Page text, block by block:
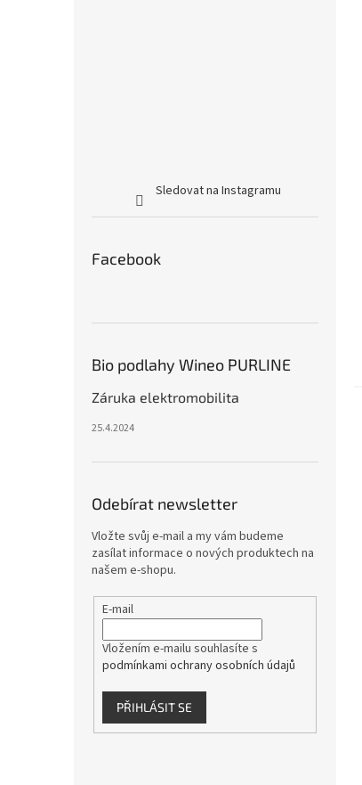
Sledovat na Instagramu
Facebook
Bio podlahy Wineo PURLINE
Záruka elektromobilita
25.4.2024
Odebírat newsletter
Vložte svůj e-mail a my vám budeme
zasílat informace o nových produktech na
našem e-shopu.
E-mail
Vložením e-mailu souhlasíte s
podmínkami ochrany osobních údajů
PŘIHLÁSIT SE